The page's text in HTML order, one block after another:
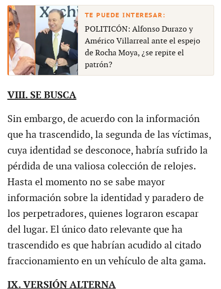
POLITICÓN: Alfonso Durazo y
Américo Villarreal ante el espejo
de Rocha Moya, ¿se repite el
patrón?
VIII. SE BUSCA
Sin embargo, de acuerdo con la información
que ha trascendido, la segunda de las víctimas,
cuya identidad se desconoce, habría sufrido la
pérdida de una valiosa colección de relojes.
Hasta el momento no se sabe mayor
información sobre la identidad y paradero de
los perpetradores, quienes lograron escapar
del lugar. El único dato relevante que ha
trascendido es que habrían acudido al citado
fraccionamiento en un vehículo de alta gama.
IX. VERSIÓN ALTERNA